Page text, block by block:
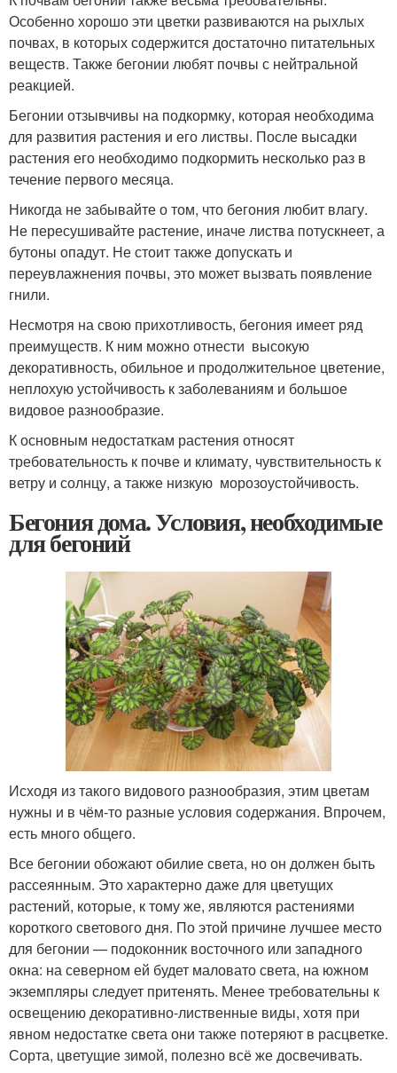
Особенно хорошо эти цветки развиваются на рыхлых
почвах, в которых содержится достаточно питательных
веществ. Также бегонии любят почвы с нейтральной
реакцией.
Бегонии отзывчивы на подкормку, которая необходима
для развития растения и его листвы. После высадки
растения его необходимо подкормить несколько раз в
течение первого месяца.
Никогда не забывайте о том, что бегония любит влагу.
Не пересушивайте растение, иначе листва потускнеет, а
бутоны опадут. Не стоит также допускать и
переувлажнения почвы, это может вызвать появление
гнили.
Несмотря на свою прихотливость, бегония имеет ряд
преимуществ. К ним можно отнести высокую
декоративность, обильное и продолжительное цветение,
неплохую устойчивость к заболеваниям и большое
видовое разнообразие.
К основным недостаткам растения относят
требовательность к почве и климату, чувствительность к
ветру и солнцу, а также низкую морозоустойчивость.
Бегония дома. Условия, необходимые
для бегоний
Исходя из такого видового разнообразия, этим цветам
нужны и в чём-то разные условия содержания. Впрочем,
есть много общего.
Все бегонии обожают обилие света, но он должен быть
рассеянным. Это характерно даже для цветущих
растений, которые, к тому же, являются растениями
короткого светового дня. По этой причине лучшее место
для бегонии — подоконник восточного или западного
окна: на северном ей будет маловато света, на южном
экземпляры следует притенять. Менее требовательны к
освещению декоративно-лиственные виды, хотя при
явном недостатке света они также потеряют в расцветке.
Сорта, цветущие зимой, полезно всё же досвечивать.